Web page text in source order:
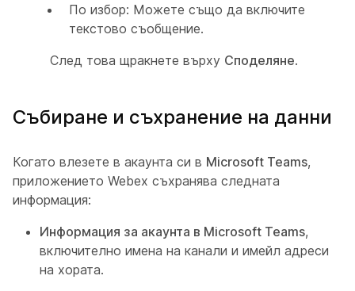
По избор: Можете също да включите
текстово съобщение.
След това щракнете върху Споделяне.
Събиране и съхранение на данни
Когато влезете в акаунта си в Microsoft Teams,
приложението Webex съхранява следната
информация:
Информация за акаунта в Microsoft Teams,
включително имена на канали и имейл адреси
на хората.